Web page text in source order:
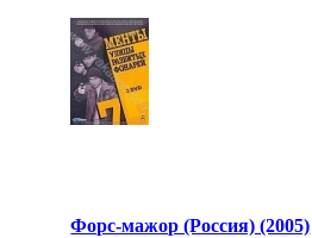
Форс-мажор (Россия) (2005)